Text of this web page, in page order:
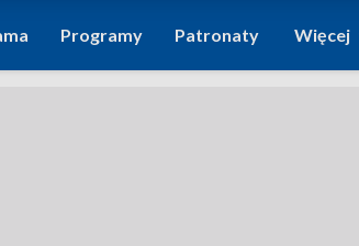
Programy Patronaty Więcej